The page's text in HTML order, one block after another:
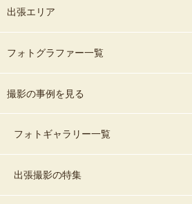
出張エリア
フォトグラファー一覧
撮影の事例を見る
フォトギャラリー一覧
出張撮影の特集